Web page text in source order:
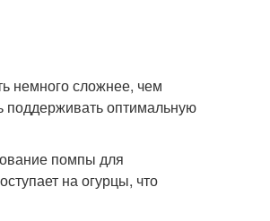
немного сложнее, чем
поддерживать оптимальную
помпы для
на огурцы, что